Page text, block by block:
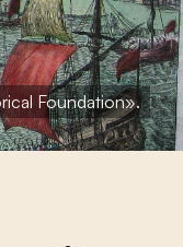
Foundation».